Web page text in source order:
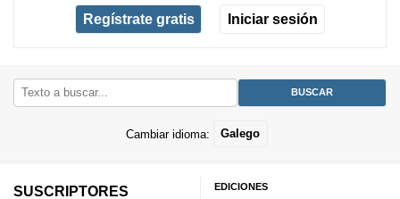
Regístrate gratis Iniciar sesión
Cambiar idioma: Galego
SUSCRIPTORES
EDICIONES